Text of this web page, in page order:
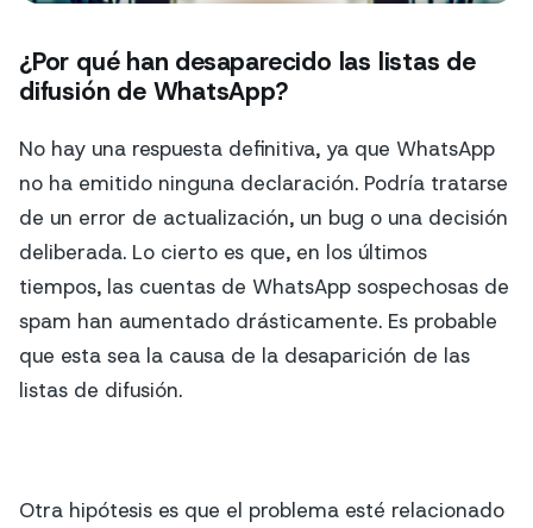
¿Por qué han desaparecido las listas de
difusión de WhatsApp?
No hay una respuesta definitiva, ya que WhatsApp
no ha emitido ninguna declaración. Podría tratarse
de un error de actualización, un bug o una decisión
deliberada. Lo cierto es que, en los últimos
tiempos, las cuentas de WhatsApp sospechosas de
spam han aumentado drásticamente. Es probable
que esta sea la causa de la desaparición de las
listas de difusión.
Otra hipótesis es que el problema esté relacionado